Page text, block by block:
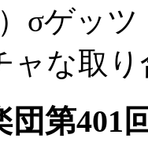
σゲッツ
ャな取
団第401